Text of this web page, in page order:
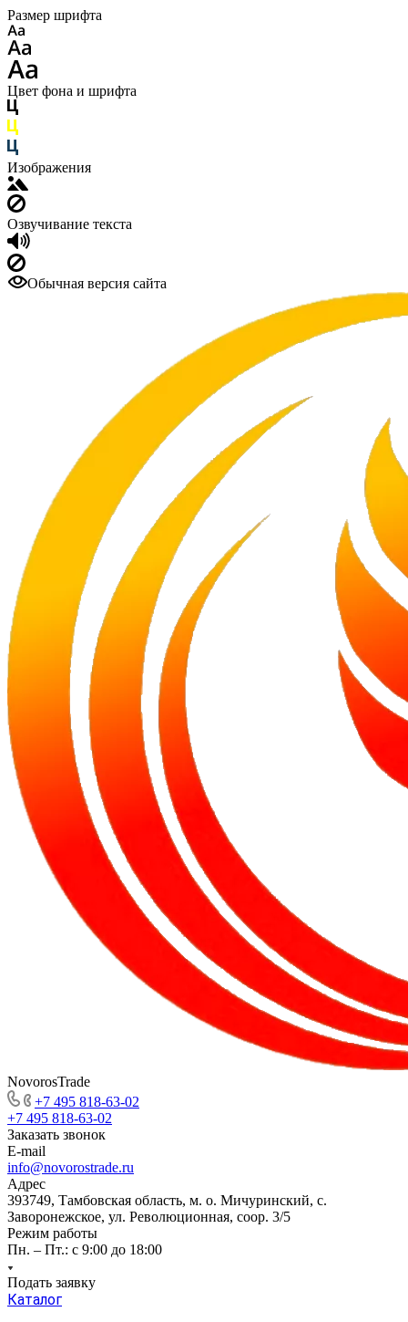
Размер шрифта
Цвет фона и шрифта
Изображения
Озвучивание текста
Обычная версия сайта
NovorosTrade
+7 495 818-63-02
+7 495 818-63-02
Заказать звонок
E-mail
info@novorostrade.ru
Адрес
393749, Тамбовская область, м. о. Мичуринский, с.
Заворонежское, ул. Революционная, соор. 3/5
Режим работы
Пн. – Пт.: с 9:00 до 18:00
Подать заявку
Каталог